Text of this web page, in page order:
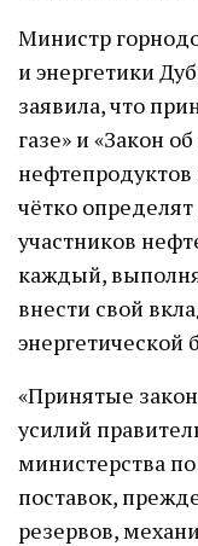
Министр
и энергетики
заявила, что
газе» и «Закон
нефтепродуктов
чётко
участников
каждый,
внести свой
энергетической
«Принятые
усилий
министерства
поставок,
резервов,